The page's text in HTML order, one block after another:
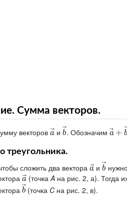
Сумма векторов.
векторов a⃗
a→иb
b→
. Обозначим a⃗ + b
a→+b
треугольника.
сложить два вектора a⃗
a→иb
b →
a⃗
a→(точкаA на рис. 2, а). Тогда
b⃗
b →
(точка C на рис. 2, в).